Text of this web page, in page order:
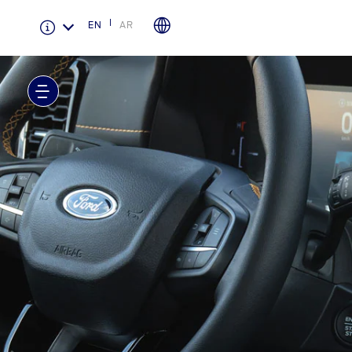
الضمان والتأمين
لمحة عامة عن Ford Protect
باقة الصيانة الفائقة
باقة الخدمة
باقة العناية الفائقة
دعم المزامنة
تقنية 4 SYNC
AR
EN